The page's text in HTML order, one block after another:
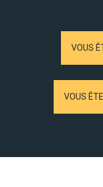
VOUS
VOUS